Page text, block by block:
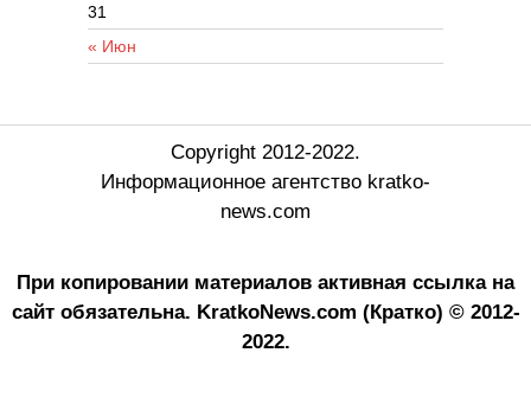
« Июн
31
Copyright 2012-2022.
Информационное агентство kratko-
news.com
При копировании материалов активная ссылка на
сайт обязательна. KratkoNews.com (Кратко) © 2012-
2022.